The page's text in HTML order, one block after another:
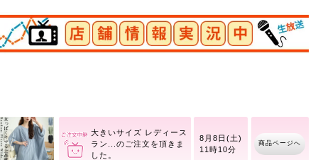
店舗情報実況中
大きいサイズ レディース
ラン
8月8日(土)
11時10分
商品ページへ